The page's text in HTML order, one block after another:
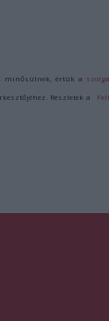
minősülnek, értük a
Részletek a